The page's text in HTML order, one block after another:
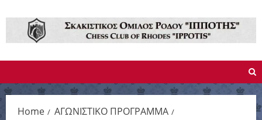
content
Home
ΑΓΩΝΙΣΤΙΚΟ ΠΡΟΓΡΑΜΜΑ